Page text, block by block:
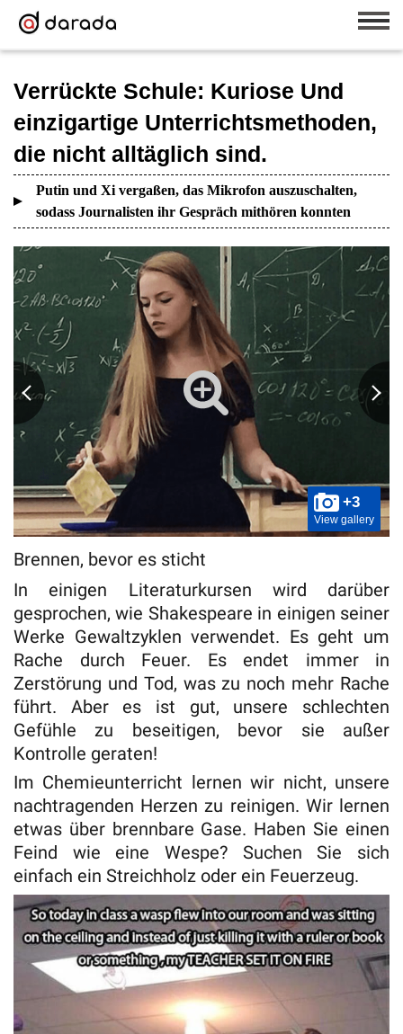
Verrückte Schule: Kuriose Und
einzigartige Unterrichtsmethoden,
die nicht alltäglich sind.
Putin und Xi vergaßen, das Mikrofon auszuschalten,
sodass Journalisten ihr Gespräch mithören konnten
+3
View gallery
Brennen, bevor es sticht
In einigen Literaturkursen wird darüber
gesprochen, wie Shakespeare in einigen seiner
Werke Gewaltzyklen verwendet. Es geht um
Rache durch Feuer. Es endet immer in
Zerstörung und Tod, was zu noch mehr Rache
führt. Aber es ist gut, unsere schlechten
Gefühle zu beseitigen, bevor sie außer
Kontrolle geraten!
Im Chemieunterricht lernen wir nicht, unsere
nachtragenden Herzen zu reinigen. Wir lernen
etwas über brennbare Gase. Haben Sie einen
Feind wie eine Wespe? Suchen Sie sich
einfach ein Streichholz oder ein Feuerzeug.